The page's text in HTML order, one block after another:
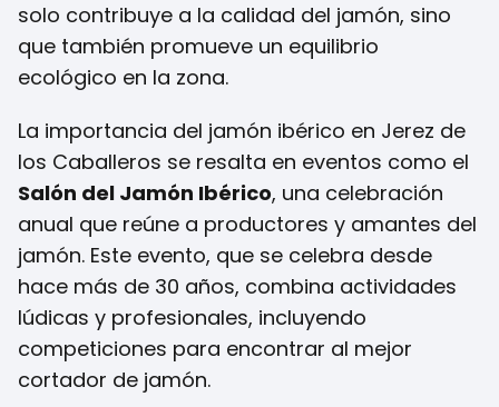
solo contribuye a la calidad del jamón, sino
que también promueve un equilibrio
ecológico en la zona.
La importancia del jamón ibérico en Jerez de
los Caballeros se resalta en eventos como el
Salón del Jamón Ibérico, una celebración
anual que reúne a productores y amantes del
jamón. Este evento, que se celebra desde
hace más de 30 años, combina actividades
lúdicas y profesionales, incluyendo
competiciones para encontrar al mejor
cortador de jamón.